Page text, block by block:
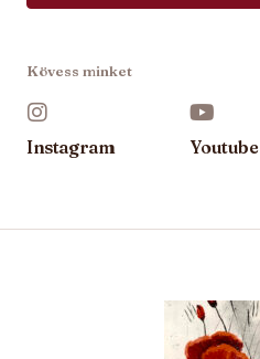
Kövess minket
Instagram Youtube